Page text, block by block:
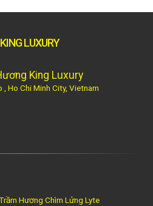
LUXURY
King Luxury
Ho Chi Minh City, Vietnam
Hương Chìm Lửng Lyte